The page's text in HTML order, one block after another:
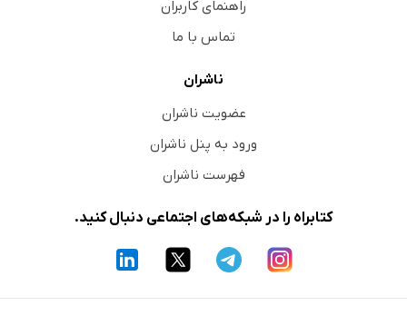
راهنمای کاربران
تماس با ما
ناشران
عضویت ناشران
ورود به پنل ناشران
فهرست ناشران
کتابراه را در شبکه‌های اجتماعی دنبال کنید.